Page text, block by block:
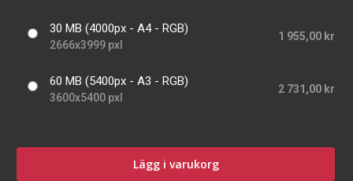
30 MB (4000px - A4 - RGB)
2666x3999 pxl
1 955,00 kr
60 MB (5400px - A3 - RGB)
3600x5400 pxl
2 731,00 kr
Lägg i varukorg